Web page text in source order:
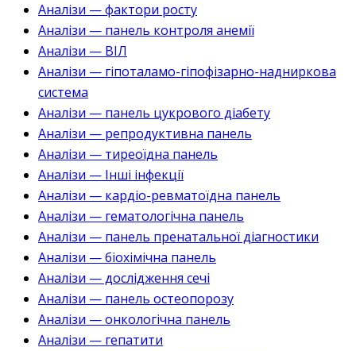
Аналізи — фактори росту
Аналізи — панель контроля анемії
Аналізи — ВІЛ
Аналізи — гіпоталамо-гіпофізарно-надниркова
система
Аналізи — панель цукрового діабету
Аналізи — репродуктивна панель
Аналізи — тиреоїдна панель
Аналізи — Інші інфекції
Аналізи — кардіо-ревматоїдна панель
Аналізи — гематологічна панель
Аналізи — панель пренатальної діагностики
Аналізи — біохімічна панель
Аналізи — дослідження сечі
Аналізи — панель остеопорозу
Аналізи — онкологічна панель
Аналізи — гепатити